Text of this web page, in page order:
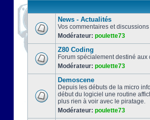
News - Actualités
Vos commentaires et
Modérateur: poulette73
Z80 Coding
Forum spécialement destiné
Modérateur: poulette73
Demoscene
Depuis les débuts de la micro
début du logiciel une routine
plus rien à voir avec le piratage.
Modérateur: poulette73